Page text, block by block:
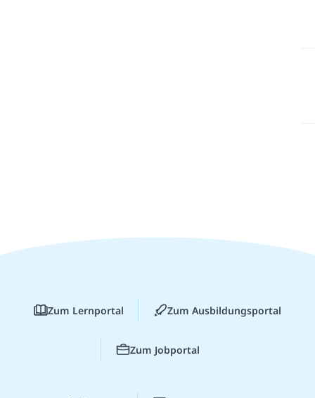
Zum Lernportal Zum Ausbildungsportal
Zum Jobportal